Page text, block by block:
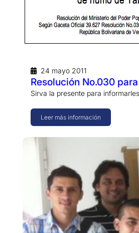
24 mayo 2011
Resolución No.030
Sirva la presente para
Leer más información